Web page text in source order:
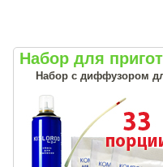
Набор для
Набор с диффузором